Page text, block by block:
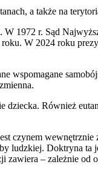
a także na
1972 r. Sąd
W 2024 roku
wspomagane
Również
czynem
ludzkiej. Doktryna ta
– zależnie od